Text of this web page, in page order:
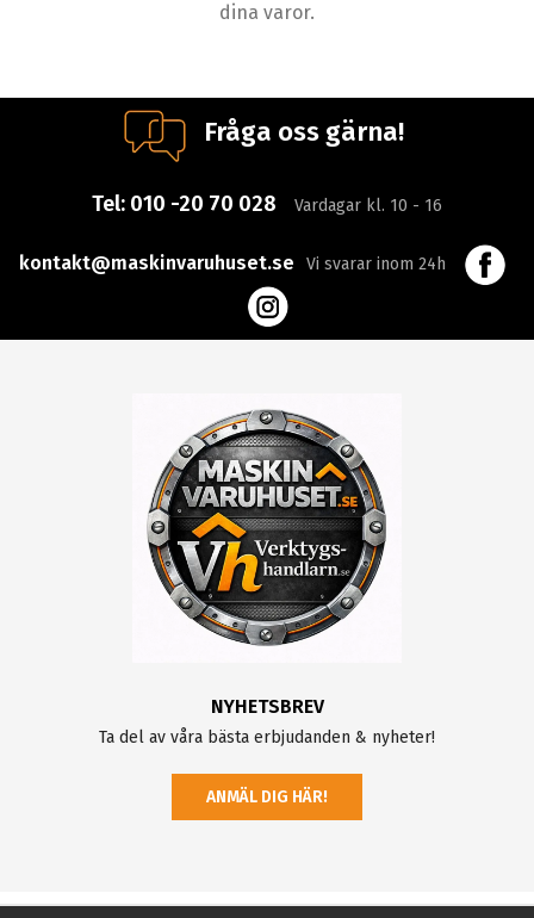
dina varor.
Fråga oss gärna!
Tel: 010 -20 70 028 Vardagar kl. 10 - 16
kontakt@maskinvaruhuset.se Vi svarar inom 24h
NYHETSBREV
Ta del av våra bästa erbjudanden & nyheter!
ANMÄL DIG HÄR!